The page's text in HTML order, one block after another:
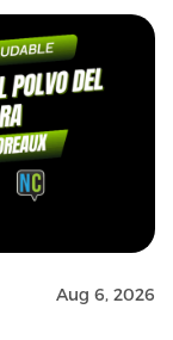
Aug 6, 2026